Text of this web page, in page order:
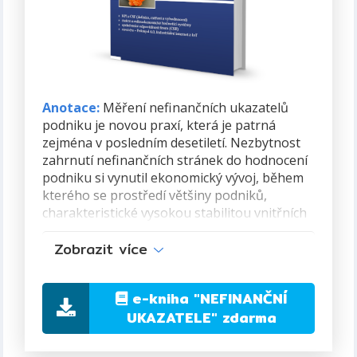
Anotace:Měření nefinančních ukazatelů
podniku je novou praxí, která je patrná
zejména v posledním desetiletí. Nezbytnost
zahrnutí nefinančních stránek do hodnocení
podniku si vynutil ekonomický vývoj, během
kterého se prostředí většiny podniků,
charakteristické vysokou stabilitou vnitřních
nestabilní prostředí s globální konkurencí
Publikace definuje pojmy z oblasti
nefinančních ukazatelů tj. kritické faktory
úspěchu (CSF), klíčové ukazatele výkonnosti
(KPI) a návaznost mezi nimi včetně
Zobrazit více
e-kniha "NEFINANČNÍ
UKAZATELE" zdarma